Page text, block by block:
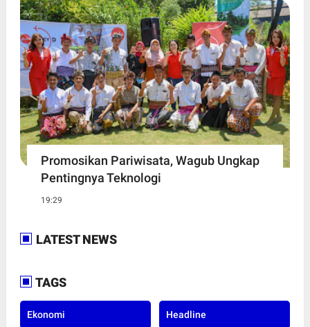
Promosikan Pariwisata, Wagub Ungkap
Pentingnya Teknologi
19:29
LATEST NEWS
TAGS
Ekonomi Headline